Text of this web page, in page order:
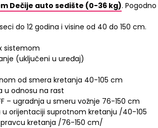
Dečije auto sedište (0-36 kg). Pogodno
do 12 godina i visine od 40 do 150 cm.
sistemom
(uključeni u uređaj)
od smera kretanja 40-105 cm
u odnosu na rast
– ugradnja u smeru vožnje 76-150 cm
u orijentaciji suprotnom kretanju /40-105
kretanja /76-150 cm/